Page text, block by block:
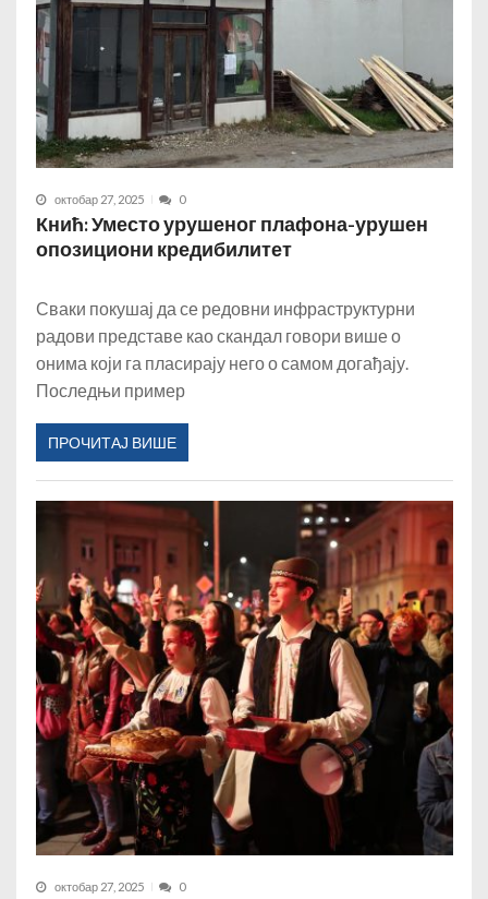
октобар 27, 2025 0
Кнић: Уместо урушеног плафона-урушен
опозициони кредибилитет
Сваки покушај да се редовни инфраструктурни
радови представе као скандал говори више о
онима који га пласирају него о самом догађају.
Последњи пример
ПРОЧИТАЈ ВИШЕ
октобар 27, 2025 0